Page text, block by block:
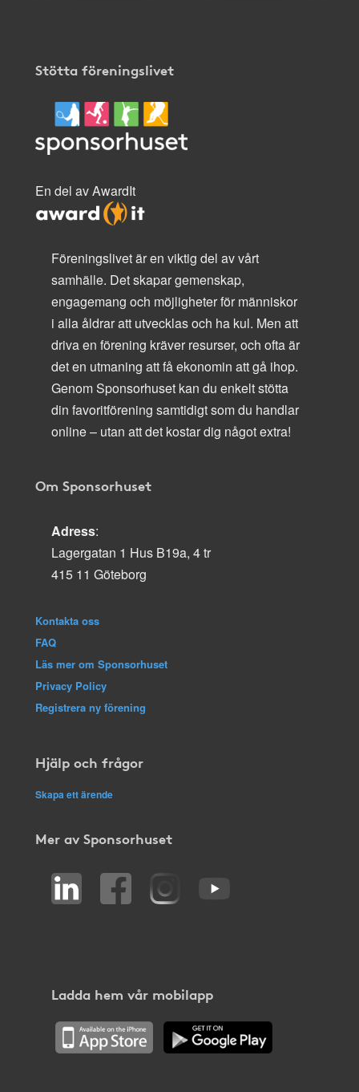
Stötta föreningslivet
En del av AwardIt
Föreningslivet är en viktig del av vårt
samhälle. Det skapar gemenskap,
engagemang och möjligheter för människor
i alla åldrar att utvecklas och ha kul. Men att
driva en förening kräver resurser, och ofta är
det en utmaning att få ekonomin att gå ihop.
Genom Sponsorhuset kan du enkelt stötta
din favoritförening samtidigt som du handlar
online – utan att det kostar dig något extra!
Om Sponsorhuset
Adress:
Lagergatan 1 Hus B19a, 4 tr
415 11 Göteborg
Kontakta oss
FAQ
Läs mer om Sponsorhuset
Privacy Policy
Registrera ny förening
Hjälp och frågor
Skapa ett ärende
Mer av Sponsorhuset
Ladda hem vår mobilapp